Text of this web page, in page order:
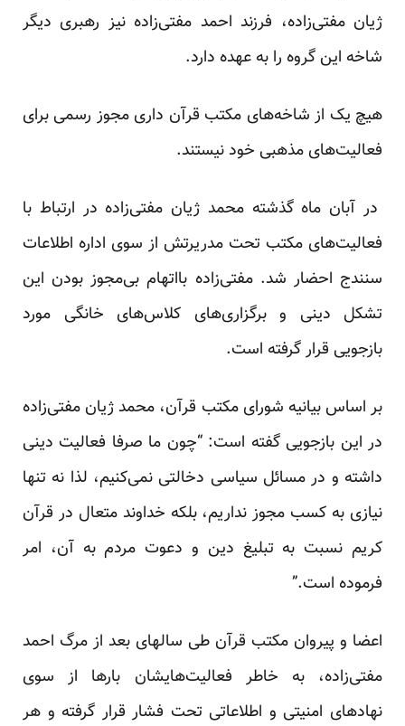
ژیان مفتی‌زاده، فرزند احمد مفتی‌زاده نیز رهبری دیگر
شاخه این گروه را به عهده دارد.
هیچ یک از شاخه‌های مکتب قرآن داری مجوز رسمی برای
فعالیت‌های مذهبی خود نیستند.
در آبان ماه گذشته محمد ژیان مفتی‌زاده در ارتباط با
فعالیت‌های مکتب تحت مدریرتش از سوی اداره اطلاعات
سنندج احضار شد. مفتی‌زاده بااتهام بی‌مجوز بودن این
تشکل دینی و برگزاری‌های کلاس‌های خانگی مورد
بازجویی قرار گرفته است.
بر اساس بیانیه شورای مکتب قرآن، محمد ژیان مفتی‌زاده
در این بازجویی گفته است: “چون ما صرفا فعالیت دینی
داشته و در مسائل سیاسی دخالتی نمی‌کنیم، لذا نه تنها
نیازی به کسب مجوز نداریم، بلکه خداوند متعال در قرآن
کریم نسبت به تبلیغ دین و دعوت مردم به آن، امر
فرموده است.”
اعضا و پیروان مکتب قرآن طی سالهای بعد از مرگ احمد
مفتی‌زاده، به خاطر فعالیت‌هایشان بار‌ها از سوی
نهاد‌های امنیتی و اطلاعاتی تحت فشار قرار گرفته و هر